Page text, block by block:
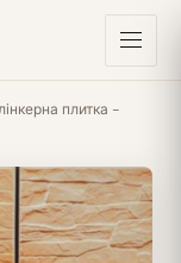
плитка -